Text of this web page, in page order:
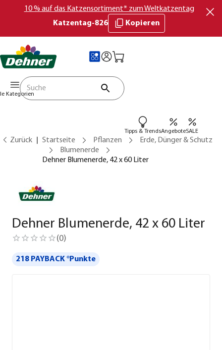
10 % auf das Katzensortiment* zum Weltkatzentag
Katzentag-826
Kopieren
Kategorien
Tipps & TrendsAngeboteSALE
Zurück Startseite Pflanzen
Erde, Dünger & Schutz
Blumenerde
Dehner Blumenerde, 42 x 60 Liter
Dehner Blumenerde, 42 x 60 Liter
(0)
218 PAYBACK °Punkte